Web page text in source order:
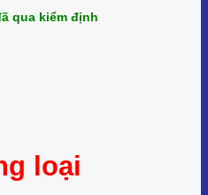
qua kiểm định
loại